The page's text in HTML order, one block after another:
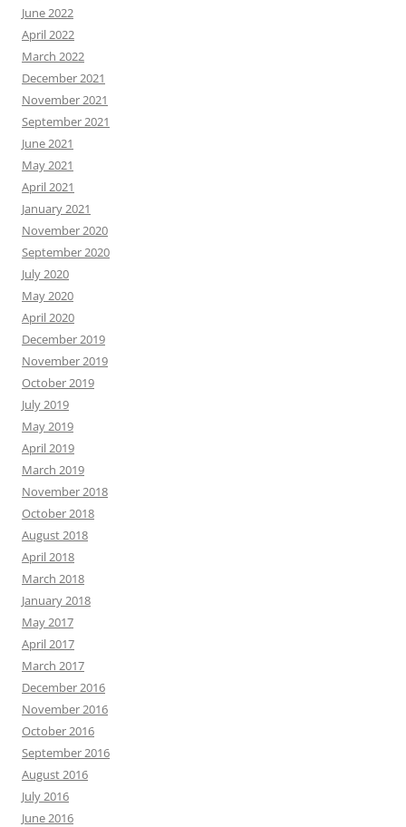
June 2022
April 2022
March 2022
December 2021
November 2021
September 2021
June 2021
May 2021
April 2021
January 2021
November 2020
September 2020
July 2020
May 2020
April 2020
December 2019
November 2019
October 2019
July 2019
May 2019
April 2019
March 2019
November 2018
October 2018
August 2018
April 2018
March 2018
January 2018
May 2017
April 2017
March 2017
December 2016
November 2016
October 2016
September 2016
August 2016
July 2016
June 2016